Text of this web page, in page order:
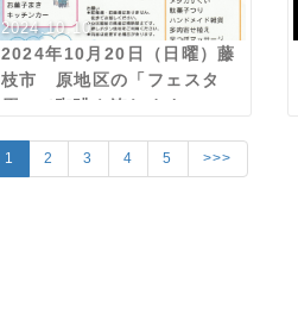
2024.10.10
2024年10月20日（日曜）藤
枝市 原地区の「フェスタ
原」で珈琲を淹れます
1 2 3 4 5 >>>